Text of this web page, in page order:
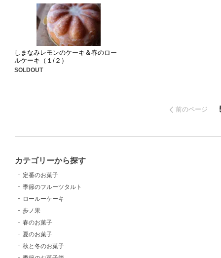
しまなみレモンのケーキ＆春のロー
ルケーキ（１/２）
SOLDOUT
前のページ
カテゴリーから探す
定番のお菓子
季節のフルーツタルト
ロールーケーキ
歩ノ果
春のお菓子
夏のお菓子
秋と冬のお菓子